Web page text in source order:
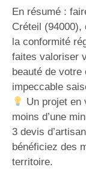
En résumé :
Créteil (94000),
la conformité
faites valoriser
beauté de votre
impeccable
Un projet en
moins d’une
3 devis
bénéficiez des
territoire.